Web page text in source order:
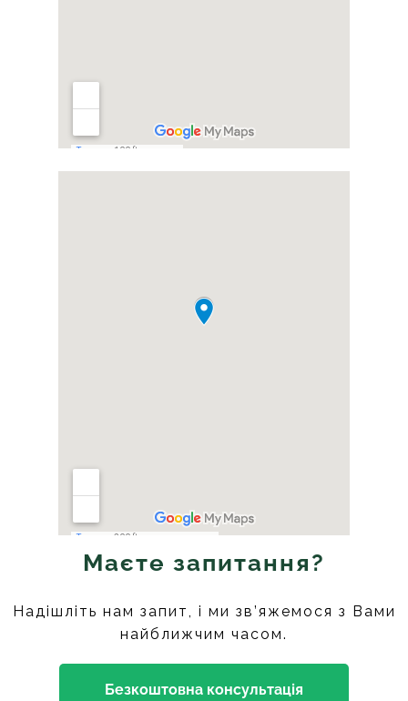
Маєте запитання?
Надішліть нам запит, і ми зв’яжемося з Вами
найближчим часом.
Безкоштовна консультація